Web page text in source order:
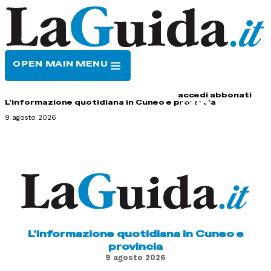
OPEN MAIN MENU
accedi abbonati
L'informazione quotidiana in Cuneo e provincia
9 agosto 2026
L'informazione quotidiana in Cuneo e
provincia
9 agosto 2026